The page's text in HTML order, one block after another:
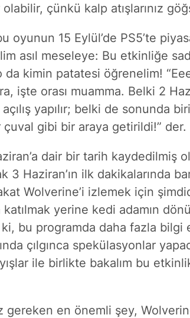
çünkü kalp atışlarınız
oyunun 15 Eylül’de PS5’te
asıl meseleye: Bu etkinliğe
da kimin patatesi öğrenelim!
işte orası muamma. Belki 2
yapılır; belki de sonunda
gibi bir araya getirildi!” der.
dair bir tarih kaydedilmiş
3 Haziran’ın ilk dakikalarında
Wolverine’i izlemek için
yerine kedi adamın
bu programda daha fazla bilgi
çılgınca spekülasyonlar
ile birlikte bakalım bu
gereken en önemli şey,